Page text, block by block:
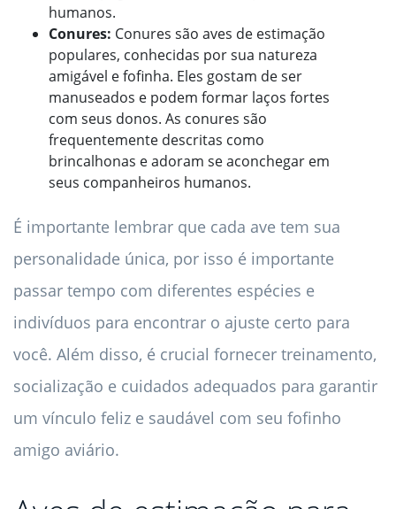
humanos.
Conures: Conures são aves de estimação
populares, conhecidas por sua natureza
amigável e fofinha. Eles gostam de ser
manuseados e podem formar laços fortes
com seus donos. As conures são
frequentemente descritas como
brincalhonas e adoram se aconchegar em
seus companheiros humanos.
É importante lembrar que cada ave tem sua
personalidade única, por isso é importante
passar tempo com diferentes espécies e
indivíduos para encontrar o ajuste certo para
você. Além disso, é crucial fornecer treinamento,
socialização e cuidados adequados para garantir
um vínculo feliz e saudável com seu fofinho
amigo aviário.